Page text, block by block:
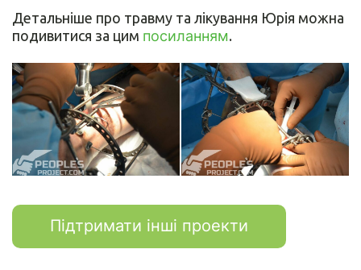
Детальніше про травму та лікування Юрія можна
подивитися за цим посиланням.
Підтримати інші проекти